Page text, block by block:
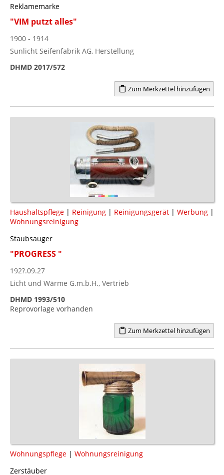
Reklamemarke
"VIM putzt alles"
1900 - 1914
Sunlicht Seifenfabrik AG, Herstellung
DHMD 2017/572
Zum Merkzettel hinzufügen
Haushaltspflege | Reinigung | Reinigungsgerät | Werbung |
Wohnungsreinigung
Staubsauger
"PROGRESS "
192?.09.27
Licht und Wärme G.m.b.H., Vertrieb
DHMD 1993/510
Reprovorlage vorhanden
Zum Merkzettel hinzufügen
Wohnungspflege | Wohnungsreinigung
Zerstäuber